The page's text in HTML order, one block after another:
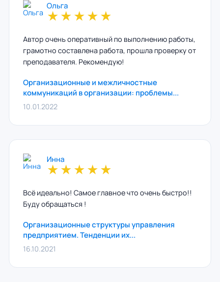
Ольга
★★★★★
Автор очень оперативный по выполнению работы,
грамотно составлена работа, прошла проверку от
преподавателя. Рекомендую!
Организационные и межличностные
коммуникаций в организации: проблемы...
10.01.2022
Инна
★★★★★
Всё идеально! Самое главное что очень быстро!!
Буду обращаться !
Организационные структуры управления
предприятием. Тенденции их...
16.10.2021